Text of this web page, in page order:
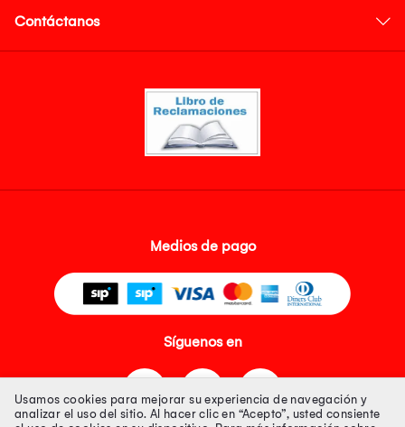
Contáctanos
Medios de pago
Síguenos en
Usamos cookies para mejorar su experiencia de navegación y
analizar el uso del sitio. Al hacer clic en “Acepto”, usted consiente